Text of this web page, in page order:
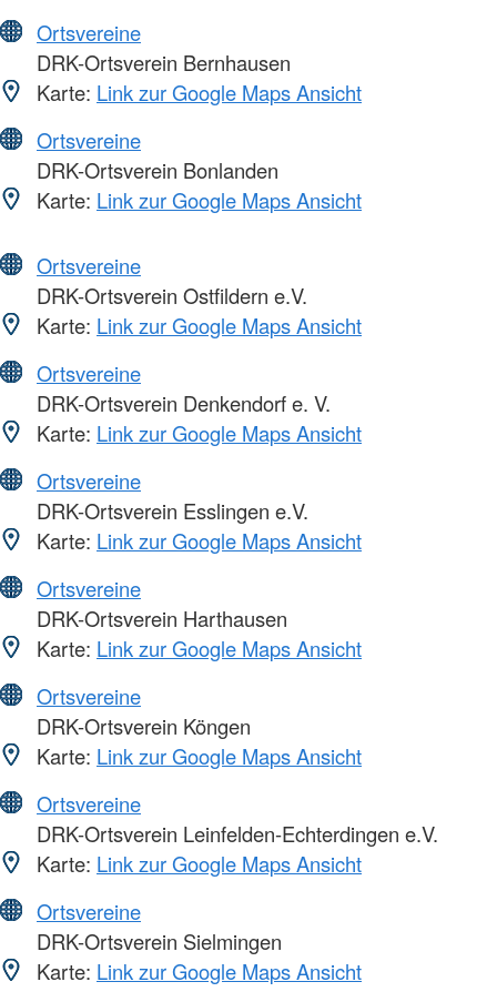
Ortsvereine
DRK-Ortsverein Bernhausen
Karte: Link zur Google Maps Ansicht
Ortsvereine
DRK-Ortsverein Bonlanden
Karte: Link zur Google Maps Ansicht
Ortsvereine
DRK-Ortsverein Ostfildern e.V.
Karte: Link zur Google Maps Ansicht
Ortsvereine
DRK-Ortsverein Denkendorf e. V.
Karte: Link zur Google Maps Ansicht
Ortsvereine
DRK-Ortsverein Esslingen e.V.
Karte: Link zur Google Maps Ansicht
Ortsvereine
DRK-Ortsverein Harthausen
Karte: Link zur Google Maps Ansicht
Ortsvereine
DRK-Ortsverein Köngen
Karte: Link zur Google Maps Ansicht
Ortsvereine
DRK-Ortsverein Leinfelden-Echterdingen e.V.
Karte: Link zur Google Maps Ansicht
Ortsvereine
DRK-Ortsverein Sielmingen
Karte: Link zur Google Maps Ansicht